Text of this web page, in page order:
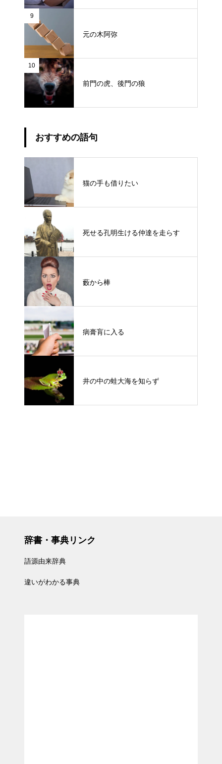
9
元の木阿弥
10
前門の虎、後門の狼
おすすめの語句
猫の手も借りたい
死せる孔明生ける仲達を走らす
藪から棒
病膏肓に入る
井の中の蛙大海を知らず
辞書・事典リンク
語源由来辞典
違いがわかる事典